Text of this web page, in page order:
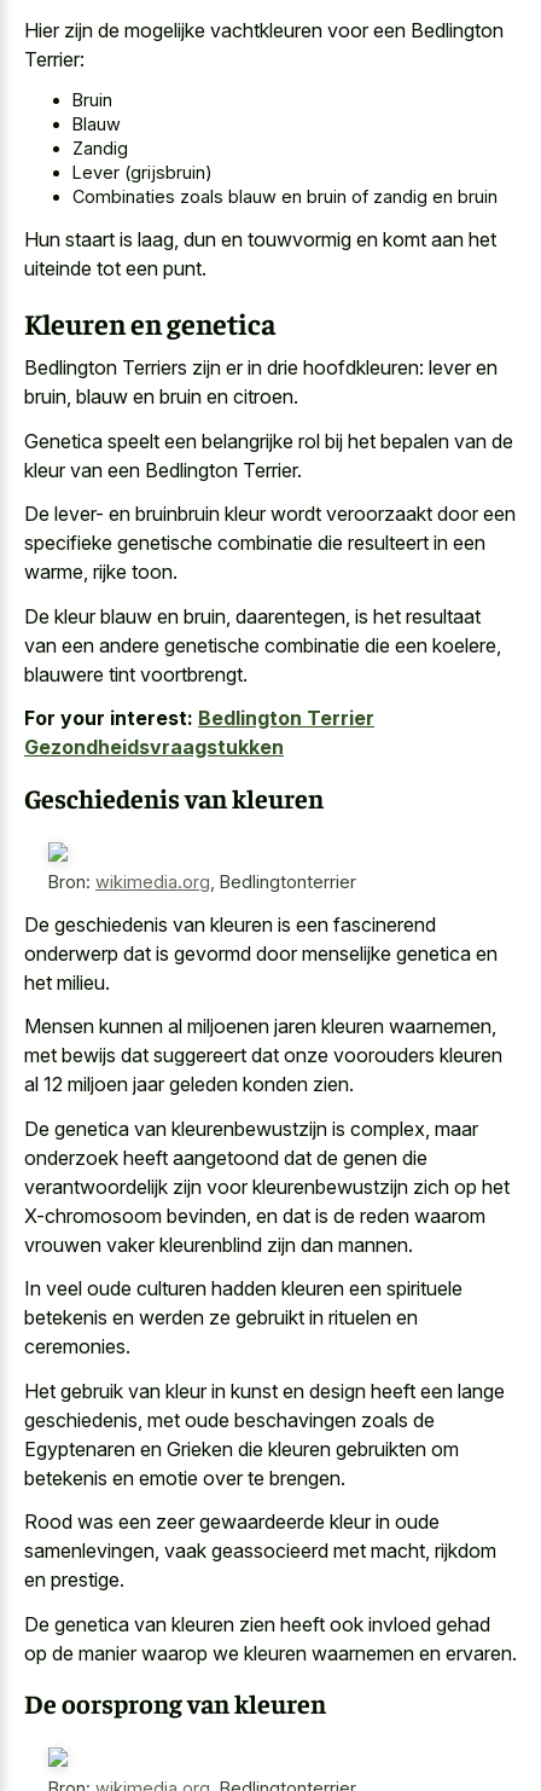
Hier zijn de mogelijke vachtkleuren voor een Bedlington
Terrier:
Bruin
Blauw
Zandig
Lever (grijsbruin)
Combinaties zoals blauw en bruin of zandig en bruin
Hun staart is laag, dun en touwvormig en komt aan het
uiteinde tot een punt.
Kleuren en genetica
Bedlington Terriers zijn er in drie hoofdkleuren: lever en
bruin, blauw en bruin en citroen.
Genetica speelt een belangrijke rol bij het bepalen van de
kleur van een Bedlington Terrier.
De lever- en bruinbruin kleur wordt veroorzaakt door een
specifieke genetische combinatie die resulteert in een
warme, rijke toon.
De kleur blauw en bruin, daarentegen, is het resultaat
van een andere genetische combinatie die een koelere,
blauwere tint voortbrengt.
For your interest: Bedlington Terrier
Gezondheidsvraagstukken
Geschiedenis van kleuren
Bron: wikimedia.org Bedlingtonterrier
De geschiedenis van kleuren is een fascinerend
onderwerp dat is gevormd door menselijke genetica en
het milieu.
Mensen kunnen al miljoenen jaren kleuren waarnemen,
met bewijs dat suggereert dat onze voorouders kleuren
al 12 miljoen jaar geleden konden zien.
De genetica van kleurenbewustzijn is complex, maar
onderzoek heeft aangetoond dat de genen die
verantwoordelijk zijn voor kleurenbewustzijn zich op het
X-chromosoom bevinden, en dat is de reden waarom
vrouwen vaker kleurenblind zijn dan mannen.
In veel oude culturen hadden kleuren een spirituele
betekenis en werden ze gebruikt in rituelen en
ceremonies.
Het gebruik van kleur in kunst en design heeft een lange
geschiedenis, met oude beschavingen zoals de
Egyptenaren en Grieken die kleuren gebruikten om
betekenis en emotie over te brengen.
Rood was een zeer gewaardeerde kleur in oude
samenlevingen, vaak geassocieerd met macht, rijkdom
en prestige.
De genetica van kleuren zien heeft ook invloed gehad
op de manier waarop we kleuren waarnemen en ervaren.
De oorsprong van kleuren